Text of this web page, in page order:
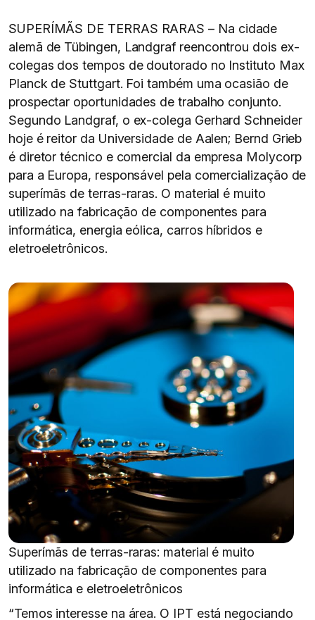
SUPERÍMÃS DE TERRAS RARAS – Na cidade
alemã de Tübingen, Landgraf reencontrou dois ex-
colegas dos tempos de doutorado no Instituto Max
Planck de Stuttgart. Foi também uma ocasião de
prospectar oportunidades de trabalho conjunto.
Segundo Landgraf, o ex-colega Gerhard Schneider
hoje é reitor da Universidade de Aalen; Bernd Grieb
é diretor técnico e comercial da empresa Molycorp
para a Europa, responsável pela comercialização de
superímãs de terras-raras. O material é muito
utilizado na fabricação de componentes para
informática, energia eólica, carros híbridos e
eletroeletrônicos.
Superímãs de terras-raras: material é muito
utilizado na fabricação de componentes para
informática e eletroeletrônicos
“Temos interesse na área. O IPT está negociando